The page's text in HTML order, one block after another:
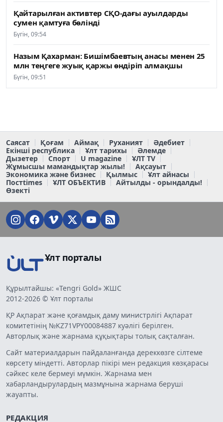
Қайтарылған активтер СҚО-дағы ауылдарды
сумен қамтуға бөлінді
Бүгін, 09:54
Назым Қахарман: Бишімбаевтың анасы менен 25
млн теңгеге жуық қаржы өндіріп алмақшы
Бүгін, 09:51
Саясат Қоғам Аймақ Руханият
Әдебиет
Екінші республика
Ұлт тарихы
Әлемде
Дызетер
Спорт U magazine
ҰЛТ TV
Жұмысшы мамандықтар жылы!
Ақсауыт
Экономика және бизнес
Қылмыс
Ұлт айнасы
Постtimes
ҰЛТ ОБЪЕКТИВ
Айтылды - орындалды!
Өзекті
Ұлт порталы
Құрылтайшы: «Tengri Gold» ЖШС
2012-2026 © Ұлт порталы
ҚР Ақпарат және қоғамдық даму министрлігі Ақпарат
комитетінің №KZ71VPY00084887 куәлігі берілген.
Авторлық және жарнама құқықтары толық сақталған.
Сайт материалдарын пайдаланғанда дереккөзге сілтеме
көрсету міндетті. Авторлар пікірі мен редакция көзқарасы
сәйкес келе бермеуі мүмкін. Жарнама мен
хабарландырулардың мазмұнына жарнама беруші
жауапты.
РЕДАКЦИЯ